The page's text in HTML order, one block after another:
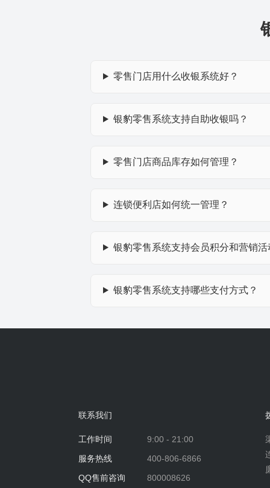
零售门店用什么收银系统好？
银豹零售系统支持自助收银吗？
零售门店商品库存如何管理？
连锁便利店如何统一管理？
银豹零售系统支持会员积分和营销活
银豹零售系统支持哪些支付方式？
联系我们
工作时间
9:00 - 21:00
服务热线
400-806-6866
QQ售前咨询
800008626